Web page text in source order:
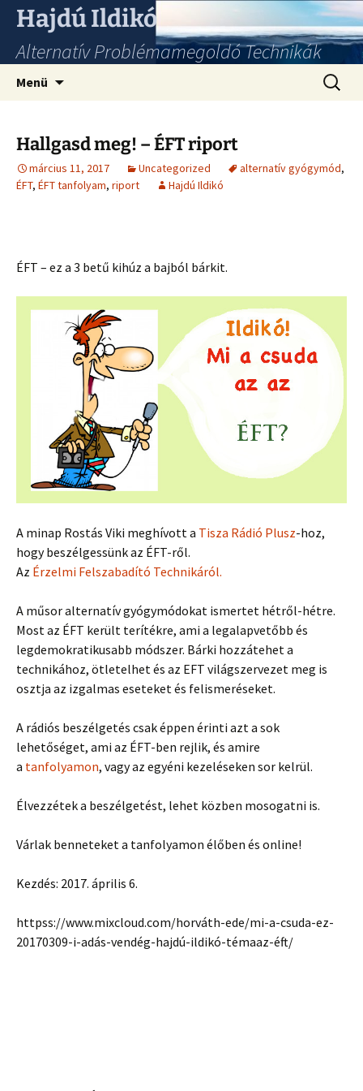
Hajdú Ildikó
Alternatív Problémamegoldó Technikák
Menü
Hallgasd meg! – ÉFT riport
március 11, 2017 Uncategorized alternatív gyógymód,
ÉFT, ÉFT tanfolyam, riport Hajdú Ildikó
ÉFT – ez a 3 betű kihúz a bajból bárkit.
A minap Rostás Viki meghívott a Tisza Rádió Plusz-hoz,
hogy beszélgessünk az ÉFT-ről.
Az Érzelmi Felszabadító Technikáról.
A műsor alternatív gyógymódokat ismertet hétről-hétre.
Most az ÉFT került terítékre, ami a legalapvetőbb és
legdemokratikusabb módszer. Bárki hozzátehet a
technikához, ötletelhet és az EFT világszervezet meg is
osztja az izgalmas eseteket és felismeréseket.
A rádiós beszélgetés csak éppen érinti azt a sok
lehetőséget, ami az ÉFT-ben rejlik, és amire
a tanfolyamon, vagy az egyéni kezeléseken sor kelrül.
Élvezzétek a beszélgetést, lehet közben mosogatni is.
Várlak benneteket a tanfolyamon élőben és online!
Kezdés: 2017. április 6.
httpss://www.mixcloud.com/horváth-ede/mi-a-csuda-ez-
20170309-i-adás-vendég-hajdú-ildikó-témaaz-éft/